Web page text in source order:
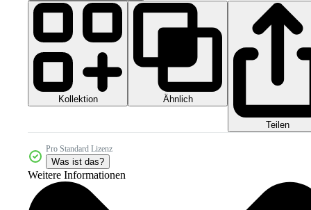
Kollektion Ähnlich
Teilen
Pro Standard Lizenz
Was ist das?
Weitere Informationen